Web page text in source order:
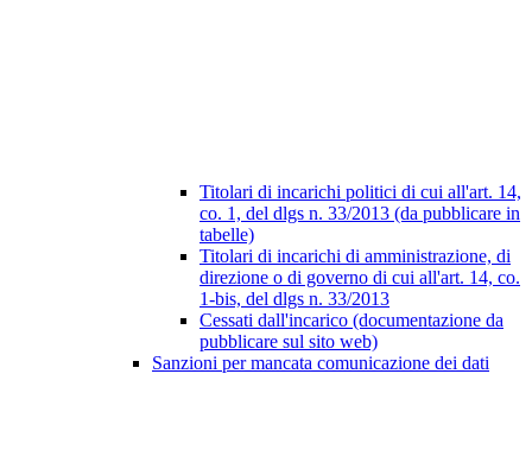
Titolari di incarichi politici di cui all'art. 14,
co. 1, del dlgs n. 33/2013 (da pubblicare in
tabelle)
Titolari di incarichi di amministrazione, di
direzione o di governo di cui all'art. 14, co.
1-bis, del dlgs n. 33/2013
Cessati dall'incarico (documentazione da
pubblicare sul sito web)
Sanzioni per mancata comunicazione dei dati